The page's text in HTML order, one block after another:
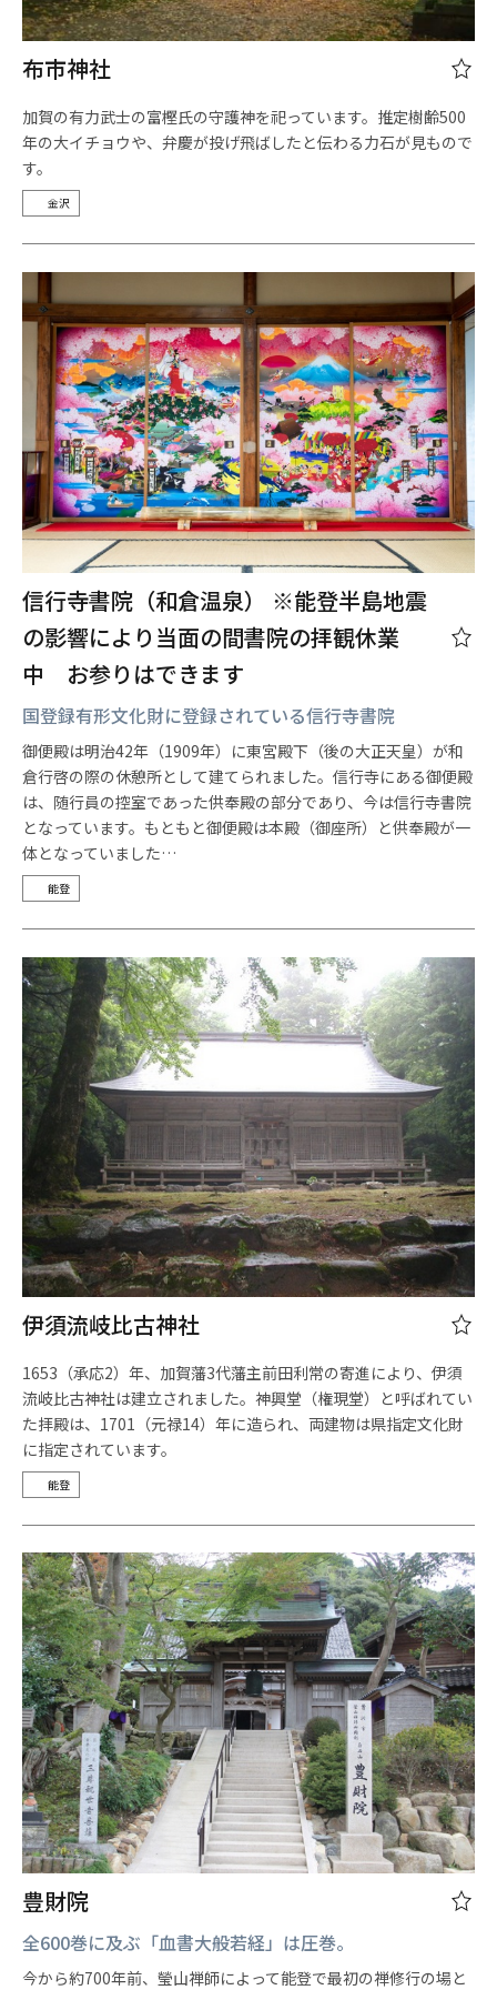
布市神社
加賀の有力武士の富樫氏の守護神を祀っています。推定樹齢500
年の大イチョウや、弁慶が投げ飛ばしたと伝わる力石が見もので
す。
金沢
信行寺書院（和倉温泉） ※能登半島地震
の影響により当面の間書院の拝観休業
中 お参りはできます
国登録有形文化財に登録されている信行寺書院
御便殿は明治42年（1909年）に東宮殿下（後の大正天皇）が和
倉行啓の際の休憩所として建てられました。信行寺にある御便殿
は、随行員の控室であった供奉殿の部分であり、今は信行寺書院
となっています。もともと御便殿は本殿（御座所）と供奉殿が一
体となっていました…
能登
伊須流岐比古神社
1653（承応2）年、加賀藩3代藩主前田利常の寄進により、伊須
流岐比古神社は建立されました。神興堂（権現堂）と呼ばれてい
た拝殿は、1701（元禄14）年に造られ、両建物は県指定文化財
に指定されています。
能登
豊財院
全600巻に及ぶ「血書大般若経」は圧巻。
今から約700年前、瑩山禅師によって能登で最初の禅修行の場と